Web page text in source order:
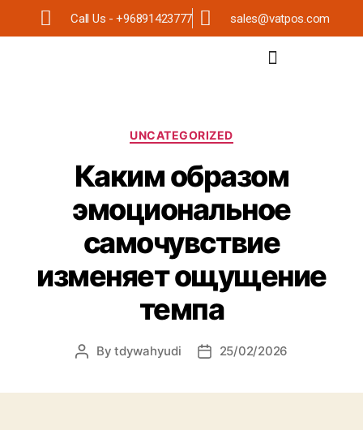
Call Us - +96891423777 sales@vatpos.com
UNCATEGORIZED
Каким образом
эмоциональное
самочувствие
изменяет ощущение
темпа
Bytdywahyudi 25/02/2026